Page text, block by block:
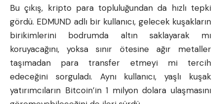
Bu çıkış, kripto para topluluğundan da hızlı tepki
gördü. EDMUND adlı bir kullanıcı, gelecek kuşakların
birikimlerini bodrumda altın saklayarak mı
koruyacağını, yoksa sınır ötesine ağır metaller
taşımadan para transfer etmeyi mi tercih
edeceğini sorguladı. Aynı kullanıcı, yaşlı kuşak
yatırımcıların Bitcoin’in 1 milyon dolara ulaşmasını